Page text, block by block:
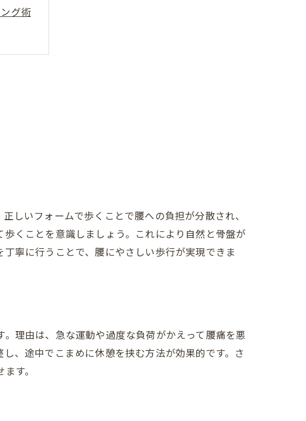
グ術
夫
しいフォームで歩くことで腰への負担が分散され、
くことを意識しましょう。これにより自然と骨盤が
寧に行うことで、腰にやさしい歩行が実現できま
理由は、急な運動や過度な負荷がかえって腰痛を悪
、途中でこまめに休憩を挟む方法が効果的です。さ
す。